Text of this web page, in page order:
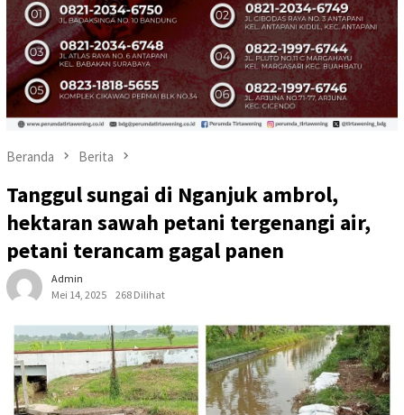
Beranda Berita
Tanggul sungai di Nganjuk ambrol,
hektaran sawah petani tergenangi air,
petani terancam gagal panen
Admin
Mei 14, 2025
268 Dilihat